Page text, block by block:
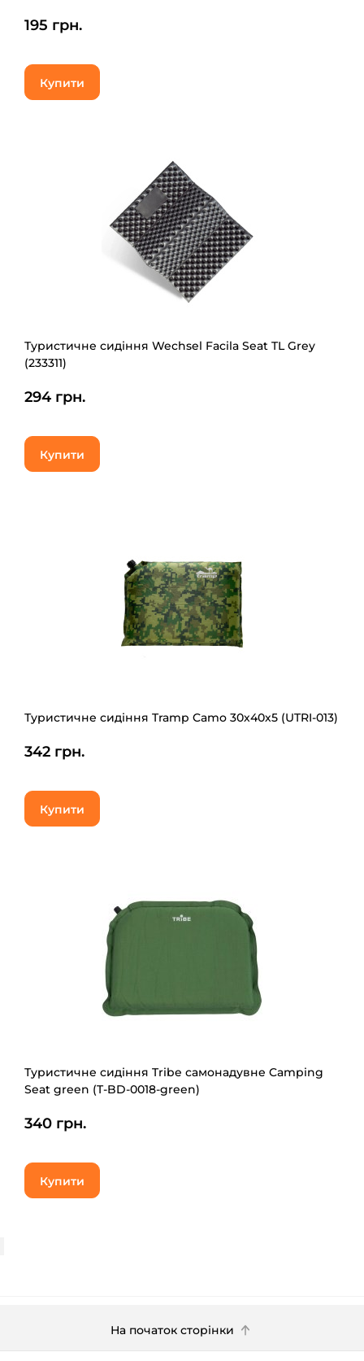
195 грн.
Купити
Туристичне сидіння Wechsel Facila Seat TL Grey
(233311)
294 грн.
Купити
Туристичне сидіння Tramp Camo 30х40х5 (UTRI-013)
342 грн.
Купити
Туристичне сидіння Tribe самонадувне Camping
Seat green (T-BD-0018-green)
340 грн.
Купити
На початок сторінки